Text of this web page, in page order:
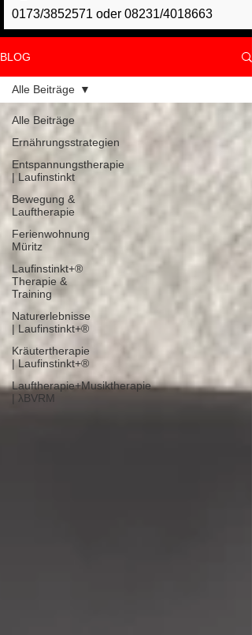
0173/3852571 oder 08231/4018663
BLOG
Alle Beiträge
Ernährungsstrategien
Entspannungstherapie
| Laufinstinkt
Bewegung &
Lauftherapie
Ferienwohnung
Müritz
Laufinstinkt+®
Therapie &
Training
Naturerlebnisse
| Laufinstinkt+®
Kräutertherapie
| Laufinstinkt+®
Lauftherapie+Musiktherapie
| λBVRM
Alle Beiträge